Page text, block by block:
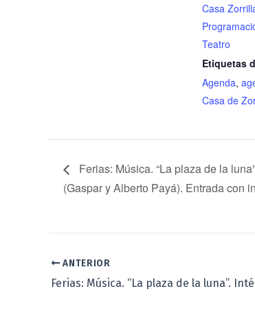
Casa
Teatro
Etiquetas
Agenda,
Casa de
Ferias: Música. “La plaza de la
(Gaspar y Alberto Payá). Entrada con
ANTERIOR